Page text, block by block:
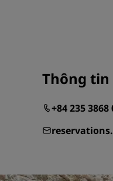
Thông tin
+84 235 3868